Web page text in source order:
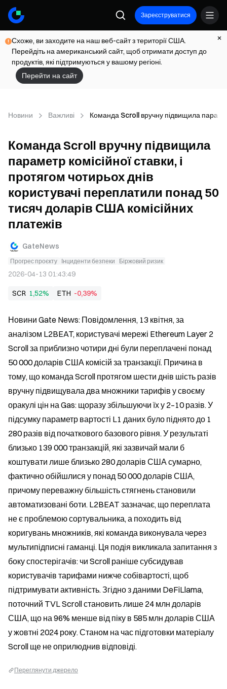
Зареєструватися
Схоже, ви заходите на наш веб-сайт з території США.
Перейдіть на американський сайт, щоб отримати доступ до
продуктів, які підтримуються у вашому регіоні.
Перейти на сайт
Новини Важливі Команда Scroll вручну підвищила
Команда Scroll вручну підвищила
параметр комісійної ставки, і
протягом чотирьох днів
користувачі переплатили понад 50
тисяч доларів США комісійних
платежів
GateNews
Прогрес проєкту Інциденти безпеки Біржовий ризик
2026-04-13 01:43:49
SCR 1,52% ETH -0,39%
Новини Gate News: Повідомлення, 13 квітня, за
аналізом L2BEAT, користувачі мережі Ethereum Layer 2
Scroll за приблизно чотири дні були переплачені понад
50 000 доларів США комісій за транзакції. Причина в
тому, що команда Scroll протягом шести днів шість разів
вручну підвищувала два множники тарифів у своєму
оракулі цін на Gas: щоразу збільшуючи їх у 2–10 разів. У
підсумку параметр вартості L1 даних було піднято до 1
280 разів від початкового базового рівня. У результаті
близько 139 000 транзакцій, які зазвичай мали б
коштувати лише близько 280 доларів США сумарно,
фактично обійшлися у понад 50 000 доларів США,
причому переважну більшість стягнень становили
автоматизовані боти. L2BEAT зазначає, що переплата
не є проблемою сортувальника, а походить від
коригувань множників, які команда виконувала через
мультипідписні гаманці. Ця подія викликала запитання з
боку спостерігачів: чи Scroll раніше субсидував
користувачів тарифами нижче собівартості, щоб
підтримувати активність. Згідно з даними DeFiLlama,
поточний TVL Scroll становить лише 24 млн доларів
США, що на 96% менше від піку в 585 млн доларів США
у жовтні 2024 року. Станом на час підготовки матеріалу
Scroll ще не оприлюднив відповіді.
Переглянути джерело